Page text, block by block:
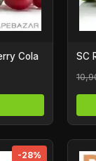
Cola SC
-28%